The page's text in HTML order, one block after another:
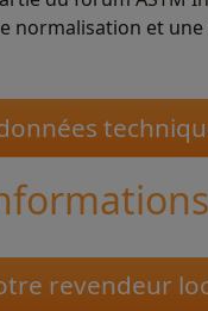
normalisation et
revendeur